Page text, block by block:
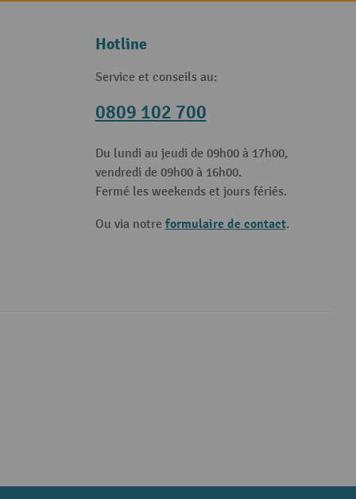
Hotline
Service et conseils au:
0809 102 700
Du lundi au jeudi de 09h00 à 17h00,
vendredi de 09h00 à 16h00.
Fermé les weekends et jours fériés.
Ou via notre formulaire de contact.